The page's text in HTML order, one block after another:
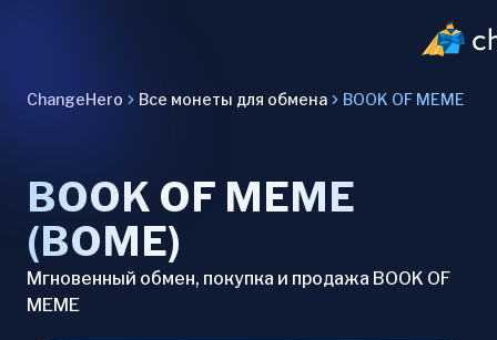
ChangeHero Все монеты для обмена BOOK OF MEME
BOOK OF MEME
(BOME)
Мгновенный обмен, покупка и продажа BOOK OF
MEME